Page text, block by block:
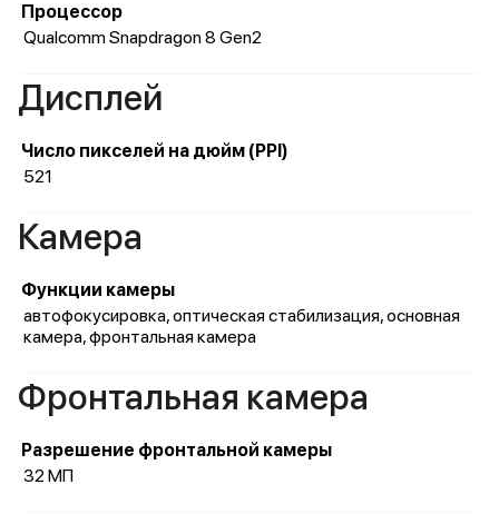
Процессор
Qualcomm Snapdragon 8 Gen2
Дисплей
Число пикселей на дюйм (PPI)
521
Камера
Функции камеры
автофокусировка, оптическая стабилизация, основная
камера, фронтальная камера
Фронтальная камера
Разрешение фронтальной камеры
32 МП